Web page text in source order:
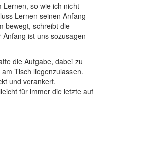
so wie ich nicht
Lernen seinen Anfang
bewegt, schreibt die
ist uns sozusagen
die Aufgabe, dabei zu
Tisch liegenzulassen.
und verankert.
für immer die letzte auf